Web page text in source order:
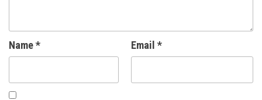
Name* Email *